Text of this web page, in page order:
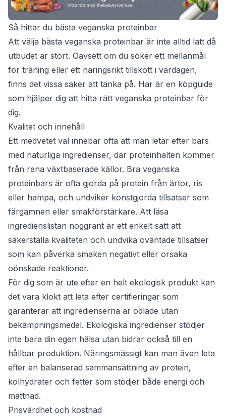
Så hittar du bästa veganska proteinbar
Att välja bästa veganska proteinbar är inte alltid lätt då
utbudet är stort. Oavsett om du söker ett mellanmål
för träning eller ett näringsrikt tillskott i vardagen,
finns det vissa saker att tänka på. Här är en köpguide
som hjälper dig att hitta rätt veganska proteinbar för
dig.
Kvalitet och innehåll
Ett medvetet val innebär ofta att man letar efter bars
med naturliga ingredienser, där proteinhalten kommer
från rena växtbaserade källor. Bra veganska
proteinbars är ofta gjorda på protein från ärtor, ris
eller hampa, och undviker konstgjorda tillsatser som
färgämnen eller smakförstärkare. Att läsa
ingredienslistan noggrant är ett enkelt sätt att
säkerställa kvaliteten och undvika oväntade tillsatser
som kan påverka smaken negativt eller orsaka
oönskade reaktioner.
För dig som är ute efter en helt ekologisk produkt kan
det vara klokt att leta efter certifieringar som
garanterar att ingredienserna är odlade utan
bekämpningsmedel. Ekologiska ingredienser stödjer
inte bara din egen hälsa utan bidrar också till en
hållbar produktion. Näringsmässigt kan man även leta
efter en balanserad sammansättning av protein,
kolhydrater och fetter som stödjer både energi och
mättnad.
Prisvärdhet och kostnad